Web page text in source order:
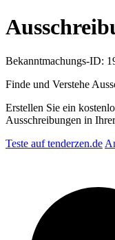
Bekanntmachungs-ID:
Finde und Verstehe
Erstellen Sie ein
Ausschreibungen in
Teste auf tenderzen.de